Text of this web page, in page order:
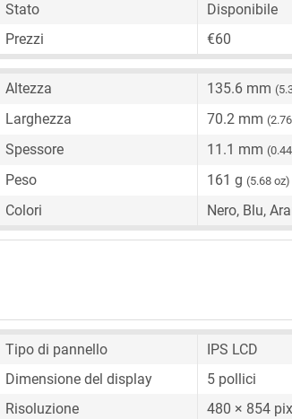
Stato
Disponibile
Prezzi
€60
Altezza 135.6 mm
Larghezza 70.2 mm
Spessore 11.1 mm
Peso 161 g (5.68 oz)
Colori Nero, Blu,
Tipo di pannello
IPS LCD
Dimensione del display
5 pollici
Risoluzione
480 × 854